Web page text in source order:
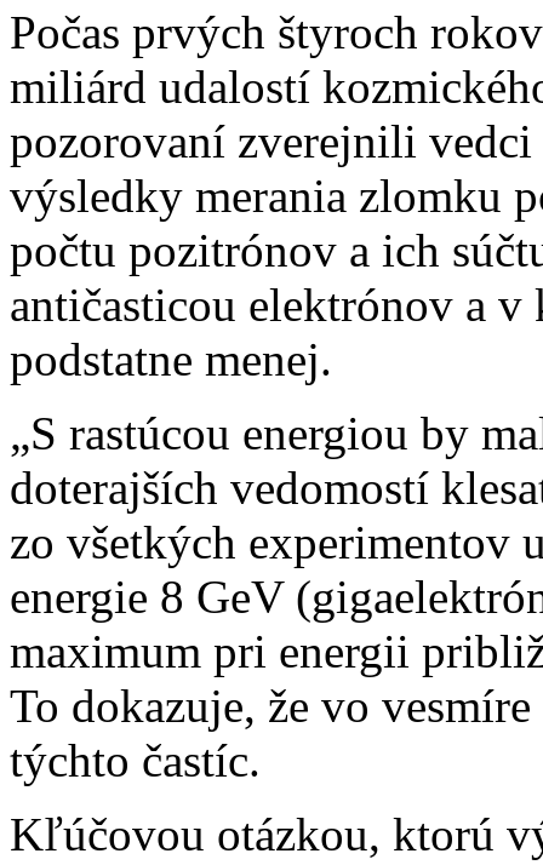
Počas prvých štyroch
miliárd udalostí
pozorovaní zverejnili vedci
výsledky merania zlomku
počtu pozitrónov a ich
antičasticou elektrónov a
podstatne menej.
„S rastúcou energiou by
doterajších vedomostí
zo všetkých experimentov
energie 8 GeV
maximum pri energii
To dokazuje, že vo
týchto častíc.
Kľúčovou otázkou, ktorú